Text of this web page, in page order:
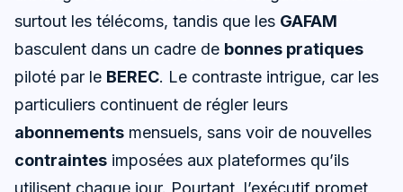
surtout les télécoms, tandis que les GAFAM
basculent dans un cadre de bonnes pratiques
piloté par le BEREC. Le contraste intrigue, car les
particuliers continuent de régler leurs
abonnements mensuels, sans voir de nouvelles
contraintes imposées aux plateformes qu’ils
utilisent chaque jour. Pourtant, l’exécutif promet